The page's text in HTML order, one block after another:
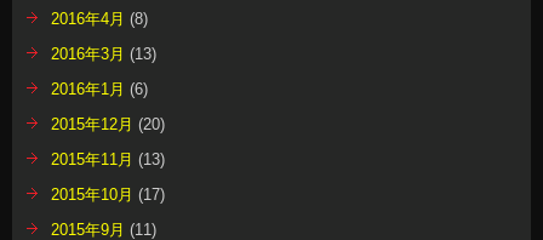
2016年4月 (8)
2016年3月 (13)
2016年1月 (6)
2015年12月 (20)
2015年11月 (13)
2015年10月 (17)
2015年9月 (11)